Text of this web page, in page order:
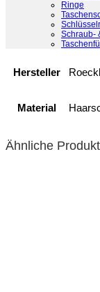
Ringe
Schraub-
Ausführung 6.5, 7,
Hersteller Roeckl
Material
Ähnliche